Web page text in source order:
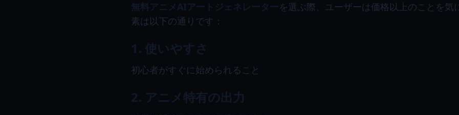
無料アニメAIアートジェネレーターを選ぶ際、ユーザーは価格以上のことを気
素は以下の通りです：
1. 使いやすさ
初心者がすぐに始められること
2. アニメ特有の出力